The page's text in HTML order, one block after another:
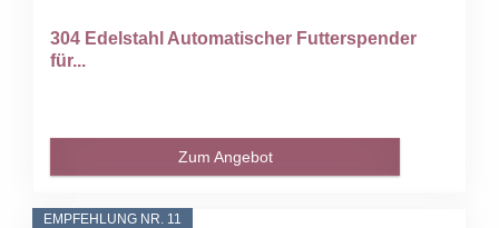
304 Edelstahl Automatischer Futterspender
für...
Zum Angebot
EMPFEHLUNG NR. 11